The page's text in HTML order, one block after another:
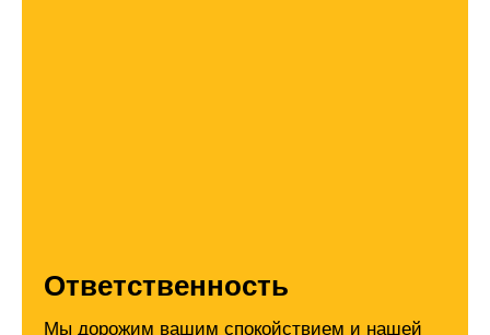
Ответственность
Мы дорожим вашим спокойствием и нашей